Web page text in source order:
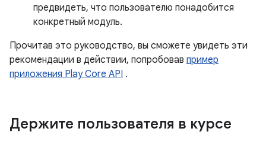
предвидеть, что пользователю понадобится
конкретный модуль.
Прочитав это руководство, вы сможете увидеть эти
рекомендации в действии, попробовав пример
приложения Play Core API .
Держите пользователя в курсе